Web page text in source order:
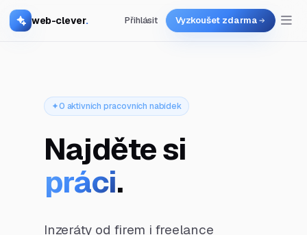
web-clever. Přihlásit Vyzkoušet zdarma
0 aktivních pracovních nabídek
Najděte si
práci.
Inzeráty od firem i freelance